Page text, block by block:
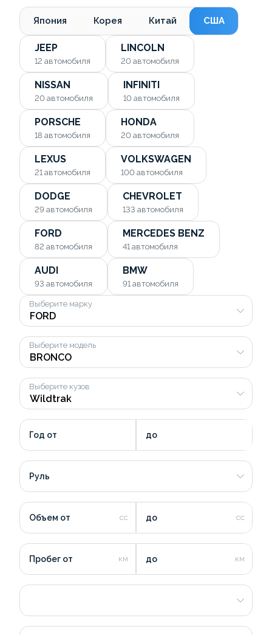
Япония Корея Китай США
JEEP
12 автомобиля
LINCOLN
20 автомобиля
NISSAN
20 автомобиля
INFINITI
10 автомобиля
PORSCHE
18 автомобиля
HONDA
20 автомобиля
LEXUS
21 автомобиля
VOLKSWAGEN
100 автомобиля
DODGE
29 автомобиля
CHEVROLET
133 автомобиля
FORD
82 автомобиля
MERCEDES BENZ
41 автомобиля
AUDI
93 автомобиля
BMW
91 автомобиля
Выберите марку
Выберите модель
Выберите кузов
Год от до
Руль
Объем от до
Пробег от до